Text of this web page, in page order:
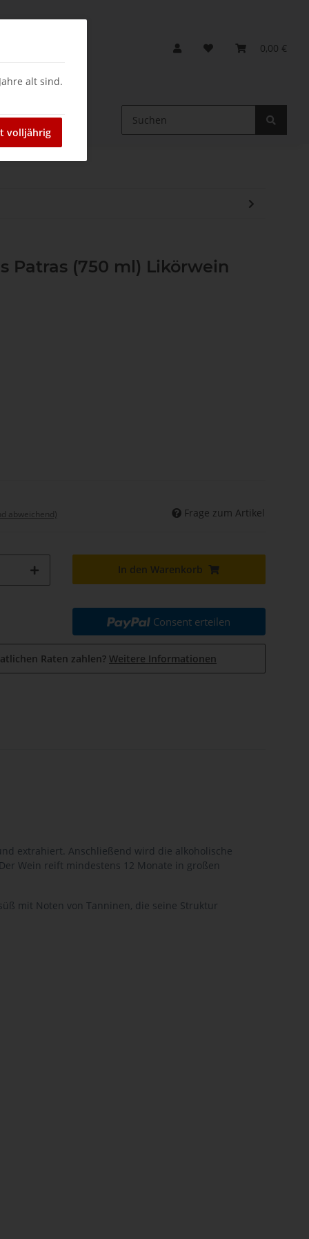
0,00 €
Patras (750 ml) Likörwein
abweichend) Frage zum Artikel
In den Warenkorb
Consent erteilen
Raten zahlen? Weitere Informationen
extrahiert. Anschließend wird die alkoholische
Wein reift mindestens 12 Monate in großen
mit Noten von Tanninen, die seine Struktur
alt sind.
volljährig